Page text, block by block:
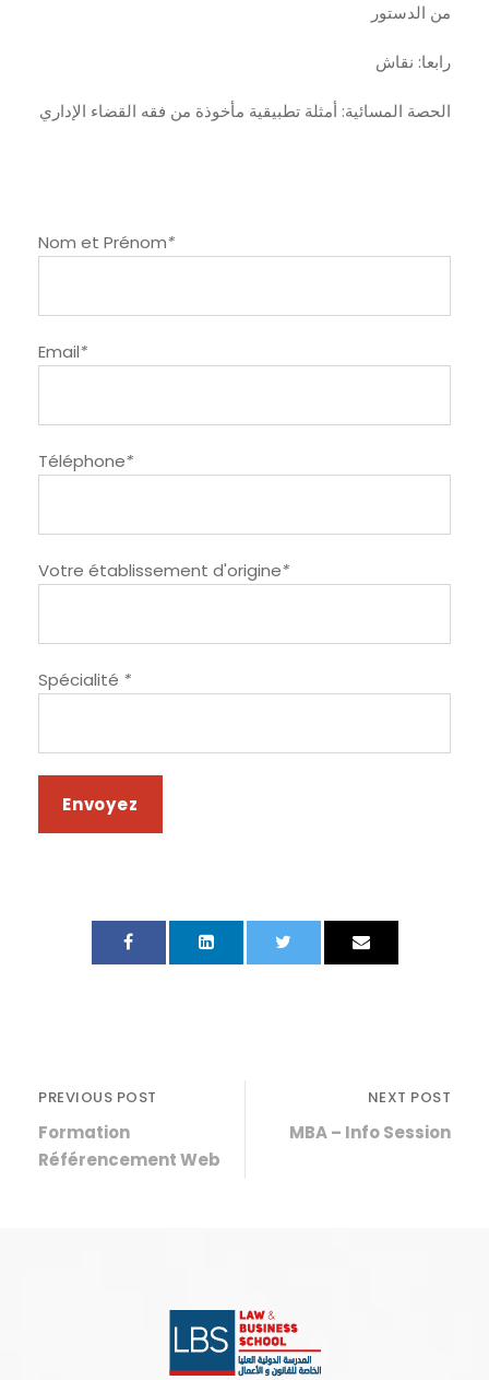
من الدستور
رابعا: نقاش
الحصة المسائية: أمثلة تطبيقية مأخوذة من فقه القضاء الإداري
Nom et Prénom*
Email*
Téléphone*
Votre établissement d'origine*
Spécialité *
PREVIOUS POST
Formation
Référencement Web
NEXT POST
MBA – Info Session